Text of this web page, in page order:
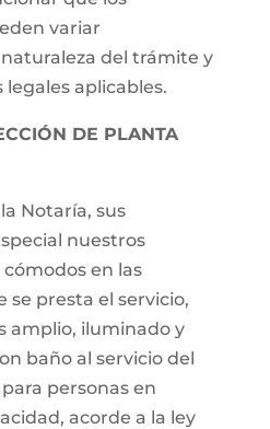
variar
del trámite y
legales aplicables.
DE PLANTA
Notaría, sus
nuestros
en las
se presta el servicio,
amplio, iluminado y
baño al servicio del
personas en
acorde a la ley